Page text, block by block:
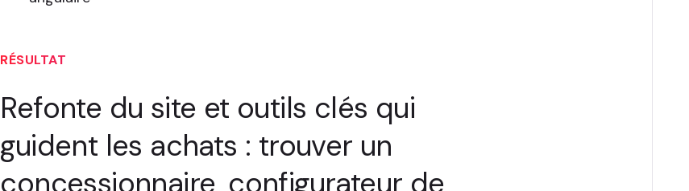
RÉSULTAT
Refonte du site et outils clés qui
guident les achats : trouver un
concessionnaire, configurateur de